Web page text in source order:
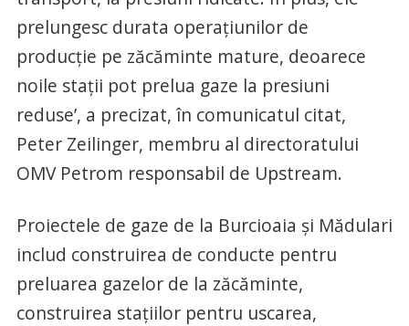
prelungesc durata operaţiunilor de
producţie pe zăcăminte mature, deoarece
noile staţii pot prelua gaze la presiuni
reduse’, a precizat, în comunicatul citat,
Peter Zeilinger, membru al directoratului
OMV Petrom responsabil de Upstream.
Proiectele de gaze de la Burcioaia şi Mădulari
includ construirea de conducte pentru
preluarea gazelor de la zăcăminte,
construirea staţiilor pentru uscarea,